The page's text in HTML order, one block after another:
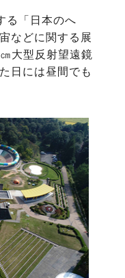
る「日本のへ
などに関する展
大型反射望遠鏡
日には昼間でも